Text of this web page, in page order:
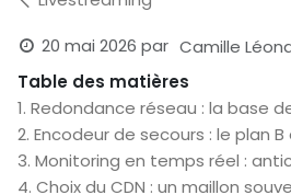
20 mai 2026 par Camille
Table des matières
1. Redondance réseau : la base
2. Encodeur de secours : le plan
3. Monitoring en temps réel :
4. Choix du CDN : un maillon